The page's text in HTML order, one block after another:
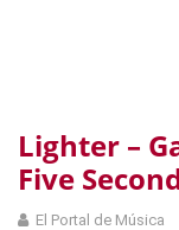
Lighter –
Five
El Portal de Música